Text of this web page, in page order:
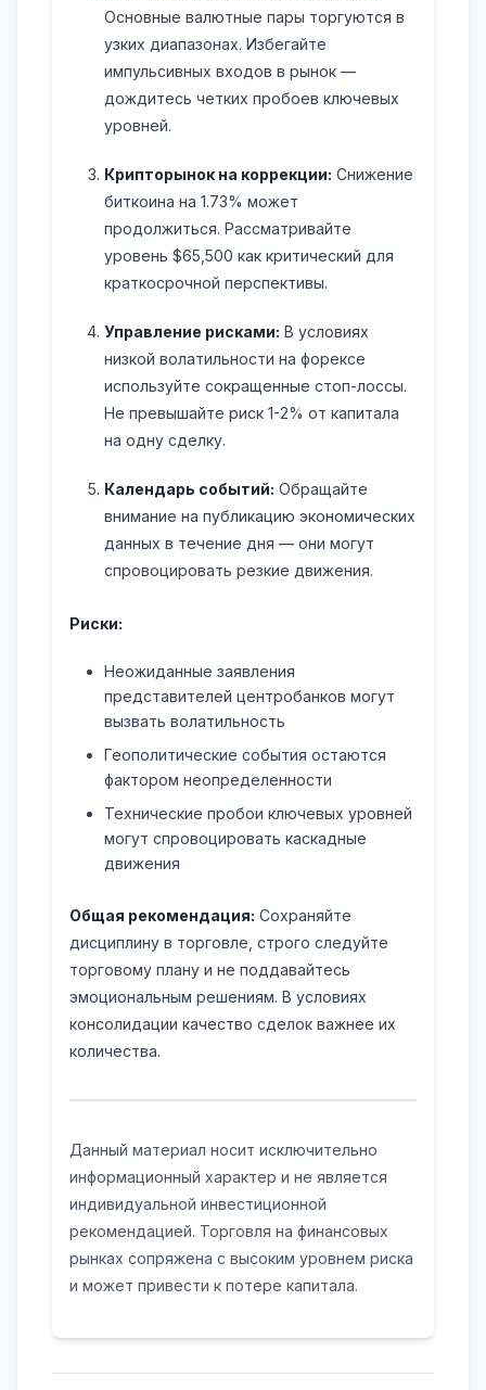
Основные валютные пары торгуются в
узких диапазонах. Избегайте
импульсивных входов в рынок —
дождитесь четких пробоев ключевых
уровней.
Крипторынок на коррекции: Снижение
биткоина на 1.73% может
продолжиться. Рассматривайте
уровень $65,500 как критический для
краткосрочной перспективы.
Управление рисками: В условиях
низкой волатильности на форексе
используйте сокращенные стоп-лоссы.
Не превышайте риск 1-2% от капитала
на одну сделку.
Календарь событий: Обращайте
внимание на публикацию экономических
данных в течение дня — они могут
спровоцировать резкие движения.
Риски:
Неожиданные заявления
представителей центробанков могут
вызвать волатильность
Геополитические события остаются
фактором неопределенности
Технические пробои ключевых уровней
могут спровоцировать каскадные
движения
Общая рекомендация: Сохраняйте
дисциплину в торговле, строго следуйте
торговому плану и не поддавайтесь
эмоциональным решениям. В условиях
консолидации качество сделок важнее их
количества.
Данный материал носит исключительно
информационный характер и не является
индивидуальной инвестиционной
рекомендацией. Торговля на финансовых
рынках сопряжена с высоким уровнем риска
и может привести к потере капитала.